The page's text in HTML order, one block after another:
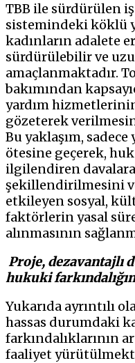
TBB ile sürdürülen
sistemindeki köklü
kadınların adalete
sürdürülebilir ve
amaçlanmaktadır.
bakımından
yardım
gözeterek
Bu yaklaşım,
ötesine geçerek,
ilgilendiren
şekillendirilmesini
etkileyen sosyal,
faktörlerin yasal
alınmasının
Proje, dezavantajlı
hukuki
Yukarıda ayrıntılı
hassas durumdaki
farkındalıklarının
faaliyet